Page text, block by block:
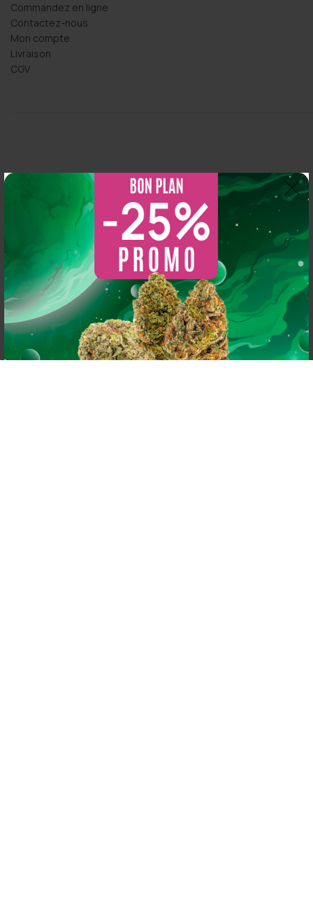
Commandez en ligne
Contactez-nous
Mon compte
Livraison
CGV
So CBD
5.0
Basé sur 216 avis
powered byGoogle
Thomas Arper
2 years ago
Magasin au top, bonne variété et vendeur généreux
N'hésitez pas à y aller vous y trouverez de qualité